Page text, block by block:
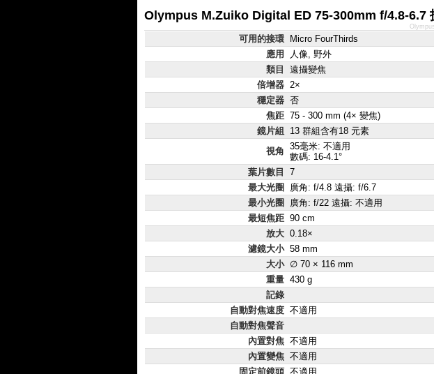
Olympus M.Zuiko Digital ED 75-300mm f/4.8-6.7
可用的接環
Micro FourThirds
應用
人像, 野外
類目
遠攝變焦
倍增器 2×
穩定器 否
焦距 75 - 300 mm (4× 變焦)
鏡片組
13 群組含有18 元素
視角 35毫米: 不適用
數碼: 16-4.1°
葉片數目
7
最大光圈
廣角: f/4.8 遠攝: f/6.7
最小光圈
廣角: f/22 遠攝: 不適用
最短焦距 90 cm
放大 0.18×
濾鏡大小 58 mm
大小 ∅ 70 × 116 mm
重量 430 g
記錄
自動對焦速度 不適用
自動對焦聲音
內置對焦 不適用
內置變焦 不適用
固定前鏡頭 不適用